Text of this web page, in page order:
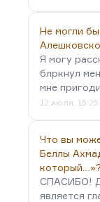
Не могли
Я могу
блркнул
мне
12 июля, 15:25
Что вы
Беллы
который…»?
СПАСИБО!
является